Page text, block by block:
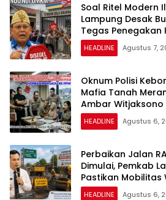
Soal Ritel Modern
Lampung Desak
Tegas Penegakan
HEADLINE Agustus 7,
Oknum Polisi
Mafia Tanah
Ambar Witjaksono
HEADLINE Agustus 6,
Perbaikan Jalan
Dimulai, Pemkab
Pastikan Mobilitas
dan Nyaman
HEADLINE Agustus 6,